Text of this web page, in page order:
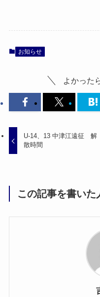
お知らせ
よかった
U-14、13 中津江遠征 解
散時間
この記事を書いた